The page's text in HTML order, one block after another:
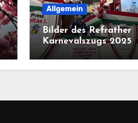
Allgemein
Bilder des Refrather
Karnevalszugs 2025